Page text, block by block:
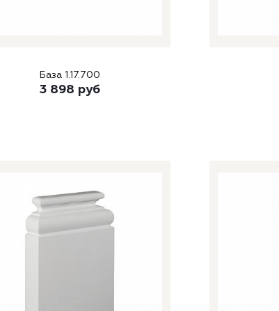
База 1.17.700
3 898 руб